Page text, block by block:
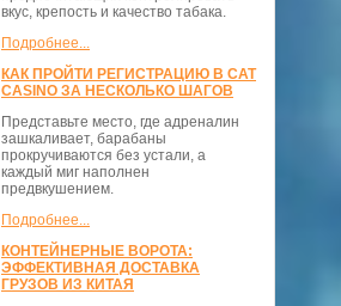
вкус, крепость и качество табака.
Подробнее...
КАК ПРОЙТИ РЕГИСТРАЦИЮ В CAT
CASINO ЗА НЕСКОЛЬКО ШАГОВ
Представьте место, где адреналин
зашкаливает, барабаны
прокручиваются без устали, а
каждый миг наполнен
предвкушением.
Подробнее...
КОНТЕЙНЕРНЫЕ ВОРОТА:
ЭФФЕКТИВНАЯ ДОСТАВКА
ГРУЗОВ ИЗ КИТАЯ